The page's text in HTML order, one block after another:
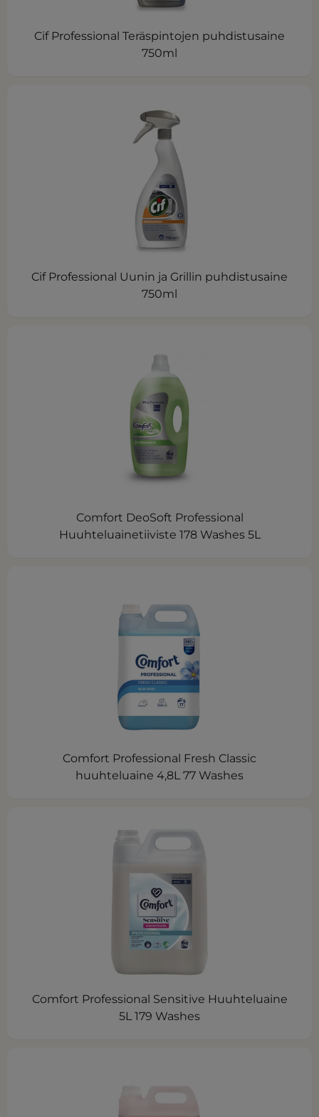
Cif Professional Teräspintojen puhdistusaine
750ml
Cif Professional Uunin ja Grillin puhdistusaine
750ml
Comfort DeoSoft Professional
Huuhteluainetiiviste 178 Washes 5L
Comfort Professional Fresh Classic
huuhteluaine 4,8L 77 Washes
Comfort Professional Sensitive Huuhteluaine
5L 179 Washes